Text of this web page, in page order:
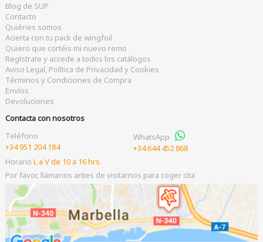
Blog de SUP
Contacto
Quiénes somos
Acierta con tu pack de wingfoil
Quiero que cortéis mi nuevo remo
Regístrate y accede a todos los catálogos
Aviso Legal, Política de Privacidad y Cookies
Términos y Condiciones de Compra
Envíos
Devoluciones
Contacta con nosotros
Teléfono
+34 951 204 184
WhatsApp
+34 644 452 868
Horario L a V de 10 a 16 hrs.
Por favor, llámanos antes de visitarnos para coger cita